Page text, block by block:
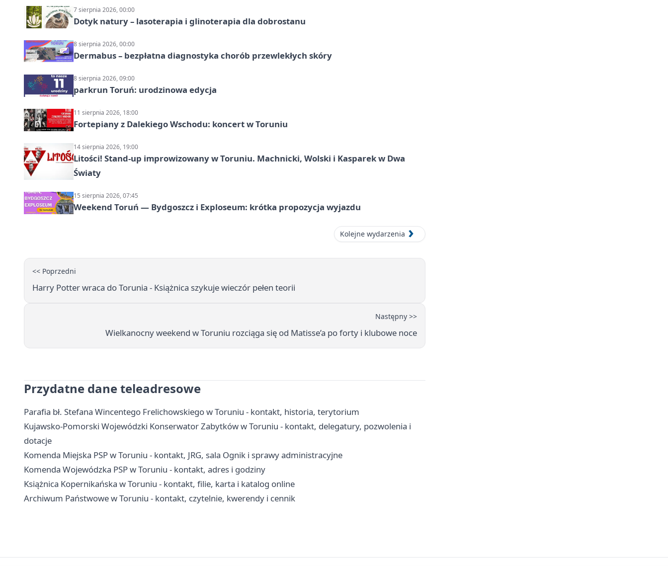
7 sierpnia 2026, 00:00
Dotyk natury – lasoterapia i glinoterapia dla dobrostanu
8 sierpnia 2026, 00:00
Dermabus – bezpłatna diagnostyka chorób przewlekłych skóry
8 sierpnia 2026, 09:00
parkrun Toruń: urodzinowa edycja
11 sierpnia 2026, 18:00
Fortepiany z Dalekiego Wschodu: koncert w Toruniu
14 sierpnia 2026, 19:00
Litości! Stand-up improwizowany w Toruniu. Machnicki, Wolski i Kasparek w Dwa
Światy
15 sierpnia 2026, 07:45
Weekend Toruń — Bydgoszcz i Exploseum: krótka propozycja wyjazdu
Kolejne wydarzenia
<< Poprzedni
Harry Potter wraca do Torunia - Książnica szykuje wieczór pełen teorii
Następny >>
Wielkanocny weekend w Toruniu rozciąga się od Matisse’a po forty i klubowe noce
Przydatne dane teleadresowe
Parafia bł. Stefana Wincentego Frelichowskiego w Toruniu - kontakt, historia, terytorium
Kujawsko-Pomorski Wojewódzki Konserwator Zabytków w Toruniu - kontakt, delegatury, pozwolenia i
dotacje
Komenda Miejska PSP w Toruniu - kontakt, JRG, sala Ognik i sprawy administracyjne
Komenda Wojewódzka PSP w Toruniu - kontakt, adres i godziny
Książnica Kopernikańska w Toruniu - kontakt, filie, karta i katalog online
Archiwum Państwowe w Toruniu - kontakt, czytelnie, kwerendy i cennik